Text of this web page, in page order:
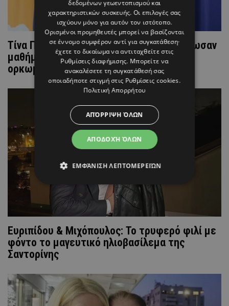
Tίνα Παύλου και Ευανθία Τσολάκη παρέδωσαν
μαθήματα power dressing στην τελετή
ορκωμοσίας
Ευριπίδου & Μιχόπουλος: Το τρυφερό φιλί με
φόντο το μαγευτικό ηλιοβασίλεμα της
Σαντορίνης
δεδομένων γεωεντοπισμού και
χαρακτηριστικών συσκευής. Οι επιλογές σας
ισχύουν μόνο για αυτόν τον ιστότοπο.
Ορισμένοι προμηθευτές μπορεί να βασίζονται
σε έννομο συμφέρον αντί για συγκατάθεση·
έχετε το δικαίωμα να αντιταχθείτε στις
Ρυθμίσεις διαφήμισης. Μπορείτε να
ανακαλέσετε τη συγκατάθεσή σας
οποιαδήποτε στιγμή στις Ρυθμίσεις cookies.
Πολιτική Απορρήτου
ΑΠΟΔΟΧΉ ΌΛΩΝ
ΑΠΌΡΡΙΨΗ ΌΛΩΝ
ΕΜΦΆΝΙΣΗ ΛΕΠΤΟΜΕΡΕΙΏΝ